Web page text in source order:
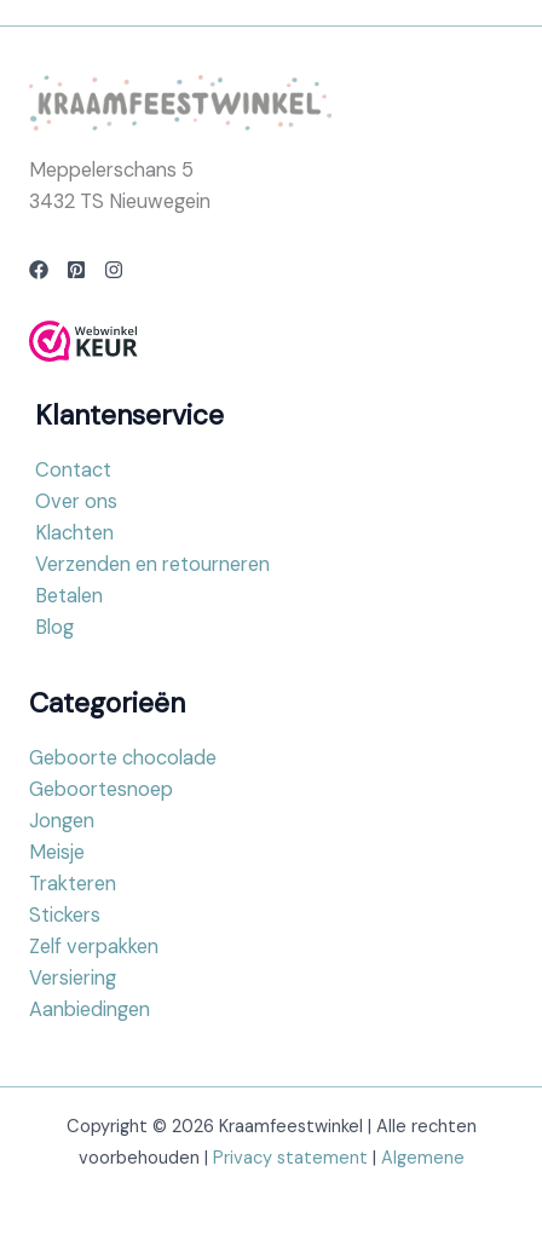
Meppelerschans 5
3432 TS Nieuwegein
Klantenservice
Contact
Over ons
Klachten
Verzenden en retourneren
Betalen
Blog
Categorieën
Geboorte chocolade
Geboortesnoep
Jongen
Meisje
Trakteren
Stickers
Zelf verpakken
Versiering
Aanbiedingen
Copyright © 2026 Kraamfeestwinkel | Alle rechten
voorbehouden | Privacy statement | Algemene